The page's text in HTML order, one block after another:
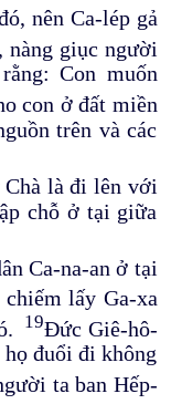
nên Ca-lép gả
nàng giục người
Con muốn
con ở đất miền
trên và các
Chà là đi lên với
chỗ ở tại giữa
Ca-na-an ở tại
lấy Ga-xa
19Đức Giê-hô-
đuổi đi không
ta ban Hếp-